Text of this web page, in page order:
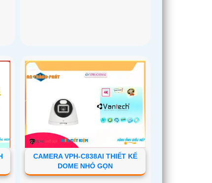
CAMERA VPH-C838AI THIẾT KẾ
DOME NHỎ GỌN